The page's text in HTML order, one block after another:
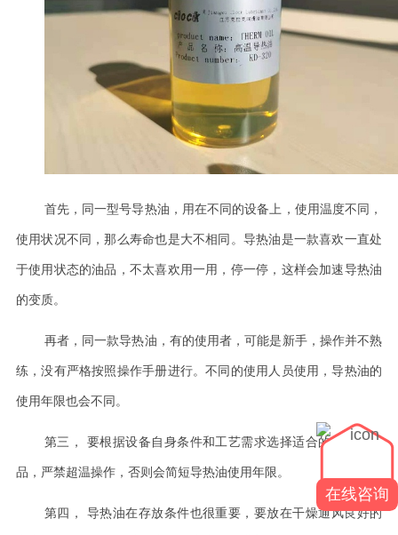
首先，同一型号导热油，用在不同的设备上，使用温度不同，
使用状况不同，那么寿命也是大不相同。导热油是一款喜欢一直处
于使用状态的油品，不太喜欢用一用，停一停，这样会加速导热油
的变质。
再者，同一款导热油，有的使用者，可能是新手，操作并不熟
练，没有严格按照操作手册进行。不同的使用人员使用，导热油的
使用年限也会不同。
第三， 要根据设备自身条件和工艺需求选择适合的导热油产
品，严禁超温操作，否则会简短导热油使用年限。
第四， 导热油在存放条件也很重要，要放在干燥通风良好的
在线咨询